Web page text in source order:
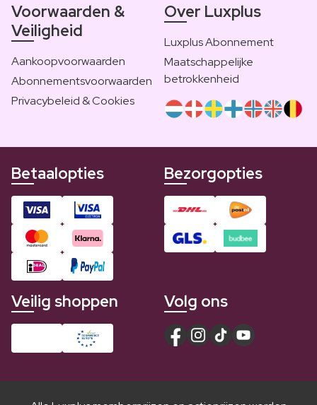
Voorwaarden &
Veiligheid
Aankoopvoorwaarden
Abonnementsvoorwaarden
Privacybeleid & Cookies
Over Luxplus
Luxplus Abonnement
Maatschappelijke
betrokkenheid
Betaalopties Bezorgopties
Veilig shoppen Volg ons